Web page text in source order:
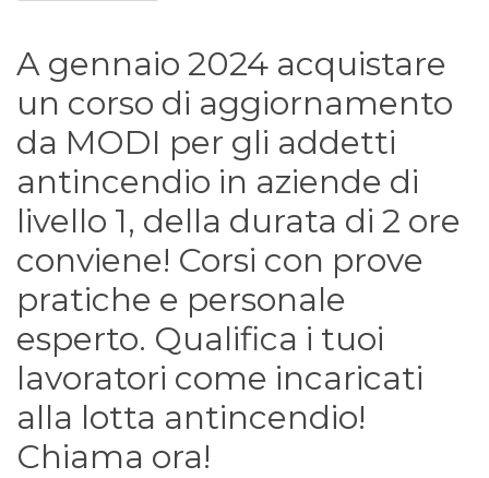
Questionario
Blog e info
FAQ
A gennaio 2024 acquistare
un corso di aggiornamento
da MODI per gli addetti
antincendio in aziende di
livello 1, della durata di 2 ore
conviene! Corsi con prove
pratiche e personale
esperto. Qualifica i tuoi
lavoratori come incaricati
alla lotta antincendio!
Chiama ora!